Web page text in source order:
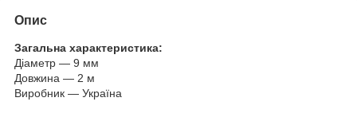
Опис
Загальна характеристика:
Діаметр — 9 мм
Довжина — 2 м
Виробник — Україна